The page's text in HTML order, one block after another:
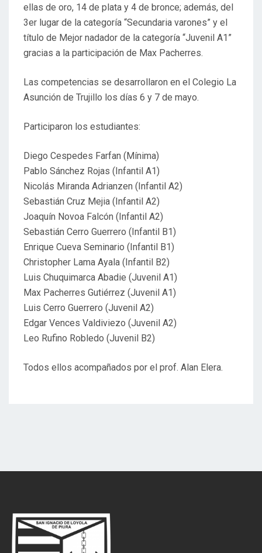
ellas de oro, 14 de plata y 4 de bronce; además, del
3er lugar de la categoría “Secundaria varones” y el
título de Mejor nadador de la categoría “Juvenil A1”
gracias a la participación de Max Pacherres.
Las competencias se desarrollaron en el Colegio La
Asunción de Trujillo los días 6 y 7 de mayo.
Participaron los estudiantes:
Diego Cespedes Farfan (Mínima)
Pablo Sánchez Rojas (Infantil A1)
Nicolás Miranda Adrianzen (Infantil A2)
Sebastián Cruz Mejia (Infantil A2)
Joaquín Novoa Falcón (Infantil A2)
Sebastián Cerro Guerrero (Infantil B1)
Enrique Cueva Seminario (Infantil B1)
Christopher Lama Ayala (Infantil B2)
Luis Chuquimarca Abadie (Juvenil A1)
Max Pacherres Gutiérrez (Juvenil A1)
Luis Cerro Guerrero (Juvenil A2)
Edgar Vences Valdiviezo (Juvenil A2)
Leo Rufino Robledo (Juvenil B2)
Todos ellos acompañados por el prof. Alan Elera.